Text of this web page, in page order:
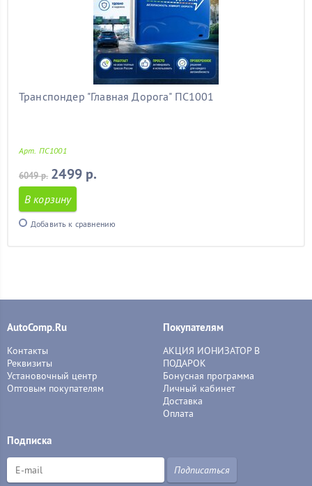
Транспондер "Главная Дорога" ПС1001
Арт. ПС1001
6049 р. 2499 р.
В корзину
Добавить к сравнению
AutoComp.Ru
Контакты
Реквизиты
Установочный центр
Оптовым покупателям
Покупателям
АКЦИЯ ИОНИЗАТОР В
ПОДАРОК
Бонусная программа
Личный кабинет
Доставка
Оплата
Подписка
Подписаться